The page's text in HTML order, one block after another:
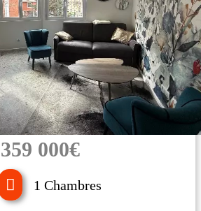
359 000€
1 Chambres